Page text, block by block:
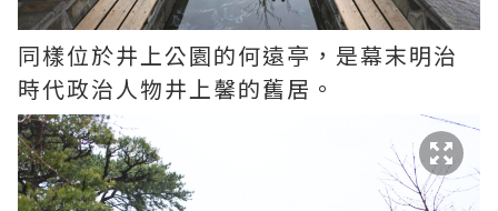
同樣位於井上公園的何遠亭，是幕末明治
時代政治人物井上馨的舊居。